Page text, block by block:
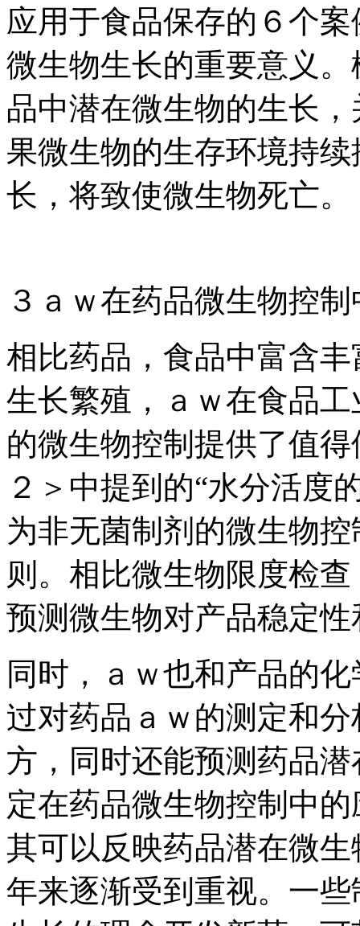
应用于食品保存的６个
微生物生长的重要意义
品中潜在微生物的生长
果微生物的生存环境持
长，将致使微生物死亡。
３ａｗ在药品微生物控
相比药品，食品中富含
生长繁殖，ａｗ在食品
的微生物控制提供了值
２＞中提到的“水分活度
为非无菌制剂的微生物
则。相比微生物限度检
预测微生物对产品稳定
同时，ａｗ也和产品的
过对药品ａｗ的测定和
方，同时还能预测药品
定在药品微生物控制中
其可以反映药品潜在微
年来逐渐受到重视。一